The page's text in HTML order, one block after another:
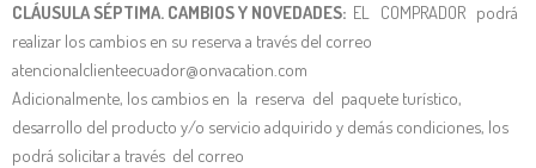
CLÁUSULA SÉPTIMA. CAMBIOS Y NOVEDADES: EL COMPRADOR podrá
realizar los cambios en su reserva a través del correo
atencionalclienteecuador@onvacation.com
Adicionalmente, los cambios en la reserva del paquete turístico,
desarrollo del producto y/o servicio adquirido y demás condiciones, los
podrá solicitar a través del correo